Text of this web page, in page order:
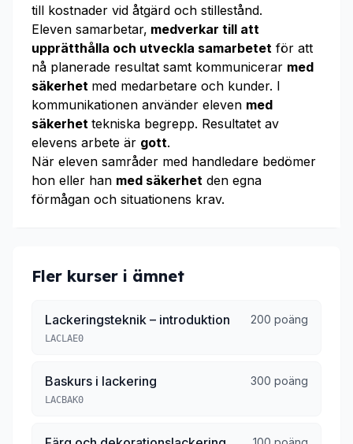
till kostnader vid åtgärd och stillestånd.
Eleven samarbetar, medverkar till att
upprätthålla och utveckla samarbetet för att
nå planerade resultat samt kommunicerar med
säkerhet med medarbetare och kunder. I
kommunikationen använder eleven med
säkerhet tekniska begrepp. Resultatet av
elevens arbete är gott.
När eleven samråder med handledare bedömer
hon eller han med säkerhet den egna
förmågan och situationens krav.
Fler kurser i ämnet
Lackeringsteknik – introduktion 200 poäng
LACLAE0
Baskurs i lackering 300 poäng
LACBAK0